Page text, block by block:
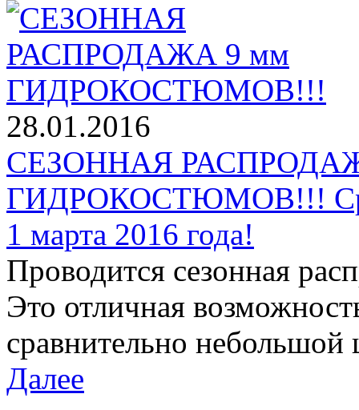
28.01.2016
СЕЗОННАЯ
ГИДРОКОСТЮМОВ!!!
1 марта 2016 года!
Проводится сезонная
Это отличная
сравнительно
Далее